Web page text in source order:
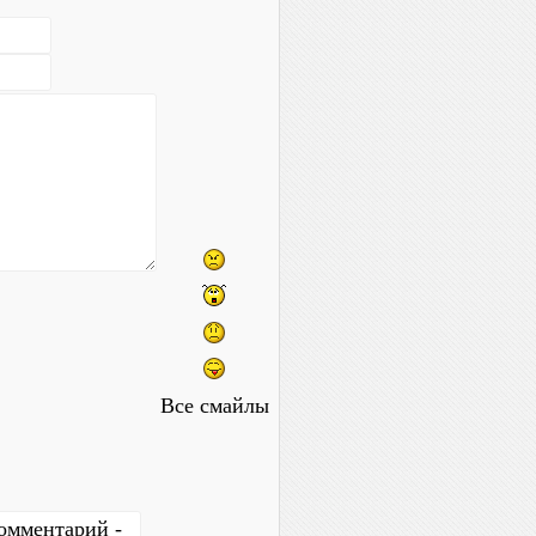
Все смайлы